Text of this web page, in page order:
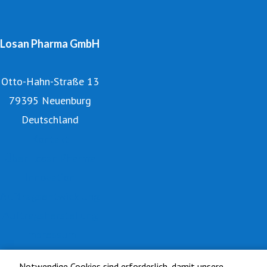
Losan Pharma GmbH
Otto-Hahn-Straße 13
79395 Neuenburg
Deutschland
Datenschutz